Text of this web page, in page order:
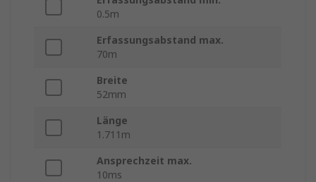
0.5m
Erfassungsabstand max.
70m
Breite
52mm
Länge
1.711m
Ansprechzeit max.
10ms